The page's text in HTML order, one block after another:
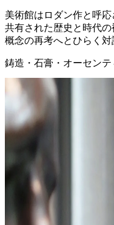
美術館はロダン作と呼
共有された歴史と時代の
概念の再考へとひらく対
鋳造・石膏・オーセンテ